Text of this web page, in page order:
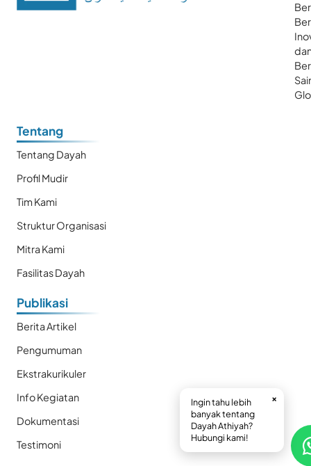
Tentang
Tentang Dayah
Profil Mudir
Tim Kami
Struktur Organisasi
Mitra Kami
Fasilitas Dayah
Publikasi
Berita Artikel
Pengumuman
Ekstrakurikuler
Info Kegiatan
Dokumentasi
Testimoni
Ingin tahu lebih
banyak tentang
Dayah Athiyah?
Hubungi kami!
×